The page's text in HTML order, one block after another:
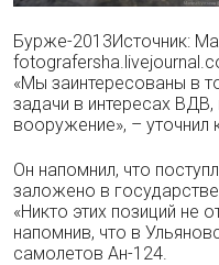
Бурже-2013Источник:
«Мы заинтересованы в
задачи в интересах ВДВ,
вооружение», –
Он напомнил, что
заложено в
«Никто этих позиций не
напомнив, что в
самолетов Ан-124.